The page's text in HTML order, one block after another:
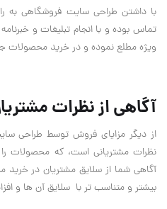
با داشتن طراحی سایت فروشگاهی به
تماس بوده و با انجام تبلیغات و
ویژه مطلع نموده و در خرید محصولات
آگاهی از نظرات
از دیگر مزایای فروش توسط طراحی
نظرات مشتریانی است، که محصولات را
آگاهی شما از سلایق مشتریان در خرید
بیشتر و متناسب تر با سلایق آن ها و